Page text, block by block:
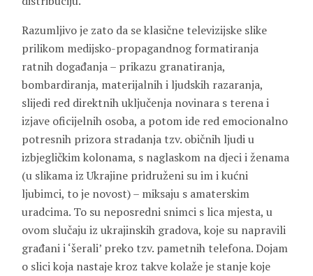
Razumljivo je zato da se klasične televizijske slike
prilikom medijsko-propagandnog formatiranja
ratnih događanja – prikazu granatiranja,
bombardiranja, materijalnih i ljudskih razaranja,
slijedi red direktnih uključenja novinara s terena i
izjave oficijelnih osoba, a potom ide red emocionalno
potresnih prizora stradanja tzv. običnih ljudi u
izbjegličkim kolonama, s naglaskom na djeci i ženama
(u slikama iz Ukrajine pridruženi su im i kućni
ljubimci, to je novost) – miksaju s amaterskim
uradcima. To su neposredni snimci s lica mjesta, u
ovom slučaju iz ukrajinskih gradova, koje su napravili
građani i ‘šerali’ preko tzv. pametnih telefona. Dojam
o slici koja nastaje kroz takve kolaže je stanje koje